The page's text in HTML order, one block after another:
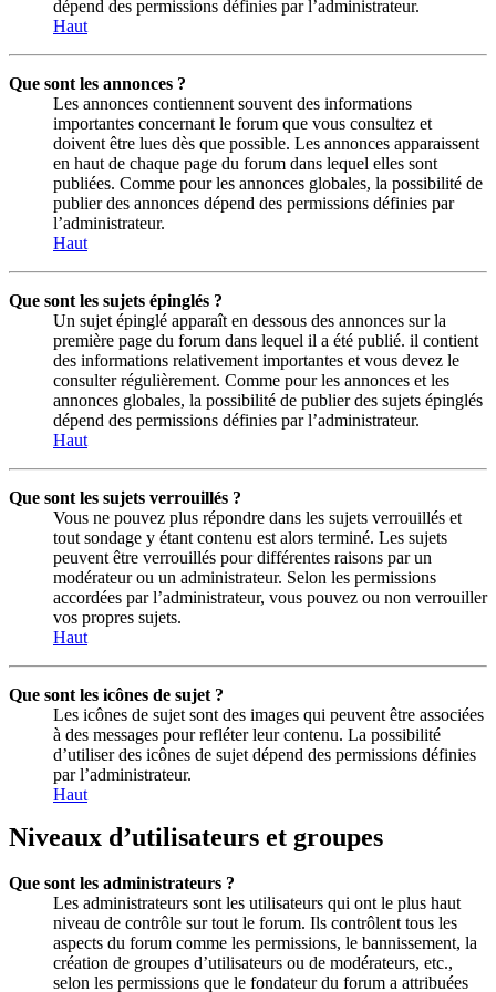
dépend des permissions définies par l’administrateur.
Haut
Que sont les annonces ?
Les annonces contiennent souvent des informations
importantes concernant le forum que vous consultez et
doivent être lues dès que possible. Les annonces apparaissent
en haut de chaque page du forum dans lequel elles sont
publiées. Comme pour les annonces globales, la possibilité de
publier des annonces dépend des permissions définies par
l’administrateur.
Haut
Que sont les sujets épinglés ?
Un sujet épinglé apparaît en dessous des annonces sur la
première page du forum dans lequel il a été publié. il contient
des informations relativement importantes et vous devez le
consulter régulièrement. Comme pour les annonces et les
annonces globales, la possibilité de publier des sujets épinglés
dépend des permissions définies par l’administrateur.
Haut
Que sont les sujets verrouillés ?
Vous ne pouvez plus répondre dans les sujets verrouillés et
tout sondage y étant contenu est alors terminé. Les sujets
peuvent être verrouillés pour différentes raisons par un
modérateur ou un administrateur. Selon les permissions
accordées par l’administrateur, vous pouvez ou non verrouiller
vos propres sujets.
Haut
Que sont les icônes de sujet ?
Les icônes de sujet sont des images qui peuvent être associées
à des messages pour refléter leur contenu. La possibilité
d’utiliser des icônes de sujet dépend des permissions définies
par l’administrateur.
Haut
Niveaux d’utilisateurs et groupes
Que sont les administrateurs ?
Les administrateurs sont les utilisateurs qui ont le plus haut
niveau de contrôle sur tout le forum. Ils contrôlent tous les
aspects du forum comme les permissions, le bannissement, la
création de groupes d’utilisateurs ou de modérateurs, etc.,
selon les permissions que le fondateur du forum a attribuées